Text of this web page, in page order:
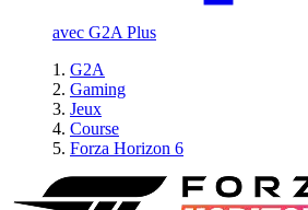
avec G2A Plus
G2A
Gaming
Jeux
Course
Forza Horizon 6